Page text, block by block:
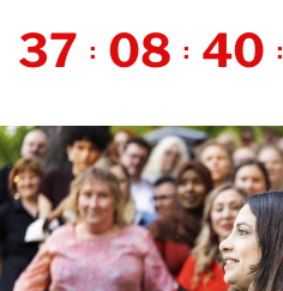
37 : 08 : 40 :